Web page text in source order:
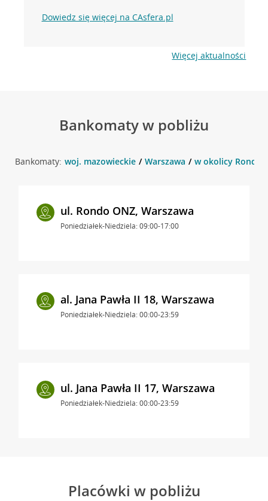
Dowiedz się więcej na CAsfera.pl
Więcej aktualności
Bankomaty w pobliżu
Bankomaty: woj. mazowieckie Warszawa w okolicy Rondo
ul. Rondo ONZ, Warszawa
Poniedziałek-Niedziela: 09:00-17:00
al. Jana Pawła II 18, Warszawa
Poniedziałek-Niedziela: 00:00-23:59
ul. Jana Pawła II 17, Warszawa
Poniedziałek-Niedziela: 00:00-23:59
Placówki w pobliżu